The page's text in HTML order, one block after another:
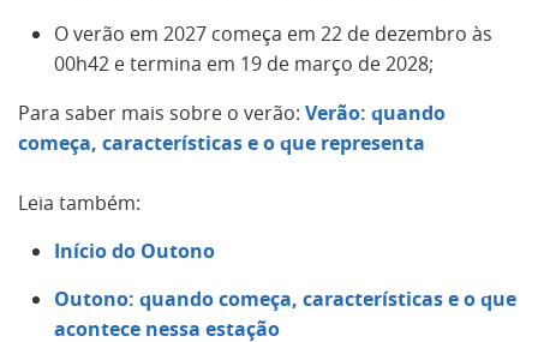
O verão em 2027 começa em 22 de dezembro às
00h42 e termina em 19 de março de 2028;
Para saber mais sobre o verão: Verão: quando
começa, características e o que representa
Leia também:
Início do Outono
Outono: quando começa, características e o que
acontece nessa estação